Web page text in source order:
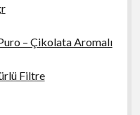
– Çikolata Aromalı
Filtre